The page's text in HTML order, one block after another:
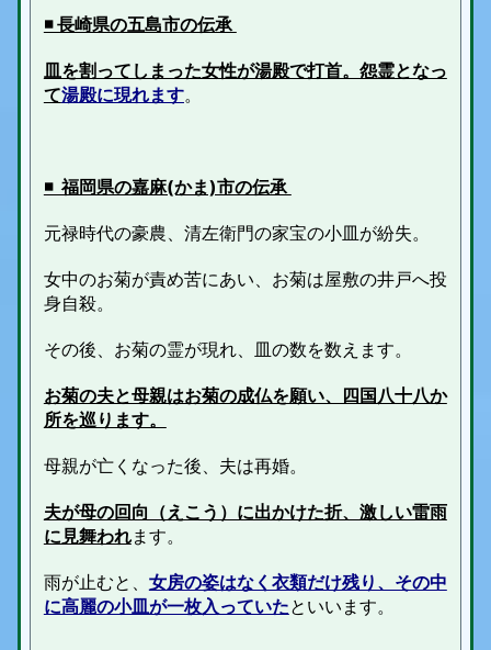
◾️ 長崎県の五島市の伝承
皿を割ってしまった女性が湯殿で打首。怨霊となっ
て湯殿に現れます。
◾️ 福岡県の嘉麻(かま)市の伝承
元禄時代の豪農、清左衛門の家宝の小皿が紛失。
女中のお菊が責め苦にあい、お菊は屋敷の井戸へ投
身自殺。
その後、お菊の霊が現れ、皿の数を数えます。
お菊の夫と母親はお菊の成仏を願い、四国八十八か
所を巡ります。
母親が亡くなった後、夫は再婚。
夫が母の回向（えこう）に出かけた折、激しい雷雨
に見舞われます。
雨が止むと、 女房の姿はなく衣類だけ残り、その中
に高麗の小皿が一枚入っていたといいます。